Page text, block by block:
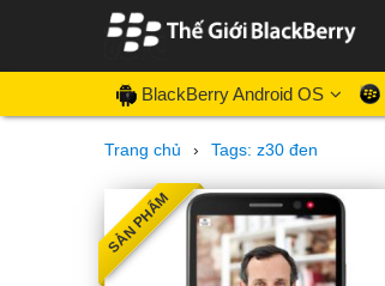
BlackBerry Android OS
Trang chủ › Tags: z30 đen
SẢN PHẨM